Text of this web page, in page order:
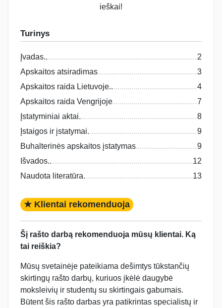
ieškai!
Turinys
Įvadas..
2
Apskaitos atsiradimas
3
Apskaitos raida Lietuvoje..
4
Apskaitos raida Vengrijoje
7
Įstatyminiai aktai.
8
Įstaigos ir įstatymai.
9
Buhalterinės apskaitos įstatymas
9
Išvados..
12
Naudota literatūra.
13
★ Klientai rekomenduoja
Šį rašto darbą rekomenduoja mūsų klientai. Ką
tai reiškia?
Mūsų svetainėje pateikiama dešimtys tūkstančių
skirtingų rašto darbų, kuriuos įkėlė daugybė
moksleivių ir studentų su skirtingais gabumais.
Būtent šis rašto darbas yra patikrintas specialistų ir